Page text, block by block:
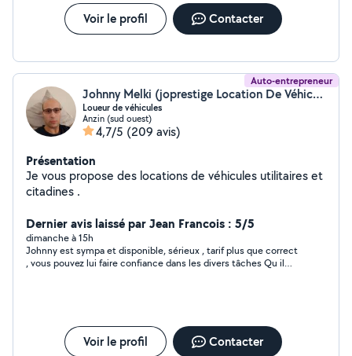
Voir le profil Contacter
Auto-entrepreneur
Johnny Melki (joprestige Location De Véhicules)
Loueur de véhicules
Anzin (sud ouest)
4,7/5 (209 avis)
Présentation
Je vous propose des locations de véhicules utilitaires et
citadines .
Dernier avis laissé par Jean Francois : 5/5
dimanche à 15h
Johnny est sympa et disponible, sérieux , tarif plus que correct
, vous pouvez lui faire confiance dans les divers tâches Qu il
Voir le profil Contacter